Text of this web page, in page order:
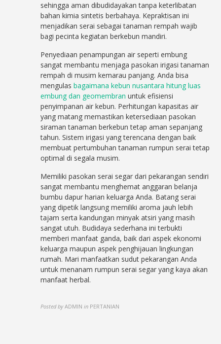
sehingga aman dibudidayakan tanpa keterlibatan
bahan kimia sintetis berbahaya. Kepraktisan ini
menjadikan serai sebagai tanaman rempah wajib
bagi pecinta kegiatan berkebun mandiri.
Penyediaan penampungan air seperti embung
sangat membantu menjaga pasokan irigasi tanaman
rempah di musim kemarau panjang. Anda bisa
mengulasbagaimana kebun nusantara hitung luas
embung dan geomembran untuk efisiensi
penyimpanan air kebun. Perhitungan kapasitas air
yang matang memastikan ketersediaan pasokan
siraman tanaman berkebun tetap aman sepanjang
tahun. Sistem irigasi yang terencana dengan baik
membuat pertumbuhan tanaman rumpun serai tetap
optimal di segala musim.
Memiliki pasokan serai segar dari pekarangan sendiri
sangat membantu menghemat anggaran belanja
bumbu dapur harian keluarga Anda. Batang serai
yang dipetik langsung memiliki aroma jauh lebih
tajam serta kandungan minyak atsiri yang masih
sangat utuh. Budidaya sederhana ini terbukti
memberi manfaat ganda, baik dari aspek ekonomi
keluarga maupun aspek penghijauan lingkungan
rumah. Mari manfaatkan sudut pekarangan Anda
untuk menanam rumpun serai segar yang kaya akan
manfaat herbal.
Posted by ADMIN in PERTANIAN